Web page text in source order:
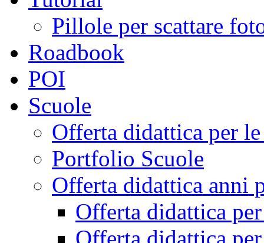
Pillole per scattare
Roadbook
POI
Scuole
Offerta didattica per
Portfolio Scuole
Offerta didattica anni
Offerta didattica
Offerta didattica